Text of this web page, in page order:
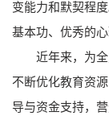
变能力和默契程
基本功、优秀的
近年来，为
不断优化教育资
导与资金支持，